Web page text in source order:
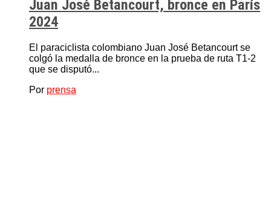
Juan José Betancourt, bronce en París
2024
El paraciclista colombiano Juan José Betancourt se
colgó la medalla de bronce en la prueba de ruta T1-2
que se disputó...
Por prensa